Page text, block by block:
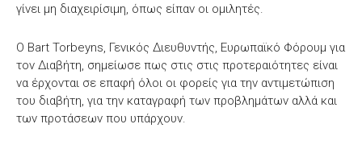
γίνει μη διαχειρίσιμη, όπως είπαν οι ομιλητές.
Ο Bart Torbeyns, Γενικός Διευθυντής, Ευρωπαϊκό Φόρουμ για
τον Διαβήτη, σημείωσε πως στις στις προτεραιότητες είναι
να έρχονται σε επαφή όλοι οι φορείς για την αντιμετώπιση
του διαβήτη, για την καταγραφή των προβλημάτων αλλά και
των προτάσεων που υπάρχουν.